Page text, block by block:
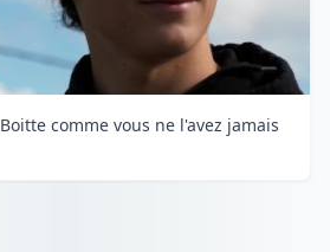
comme vous ne l'avez jamais